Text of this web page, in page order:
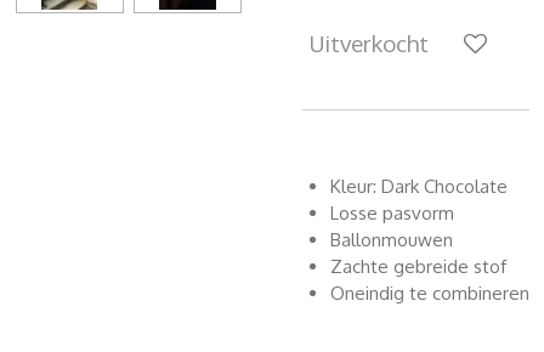
Uitverkocht
Kleur: Dark Chocolate
Losse pasvorm
Ballonmouwen
Zachte gebreide stof
Oneindig te combineren